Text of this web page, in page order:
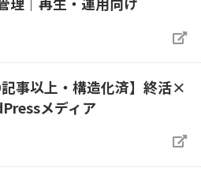
記事以上・構造化済】終活×
メディア